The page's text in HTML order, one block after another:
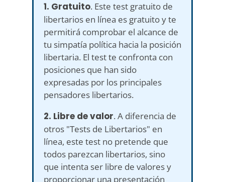
1. Gratuito. Este test gratuito de
libertarios en línea es gratuito y te
permitirá comprobar el alcance de
tu simpatía política hacia la posición
libertaria. El test te confronta con
posiciones que han sido
expresadas por los principales
pensadores libertarios.
2. Libre de valor. A diferencia de
otros "Tests de Libertarios" en
línea, este test no pretende que
todos parezcan libertarios, sino
que intenta ser libre de valores y
proporcionar una presentación